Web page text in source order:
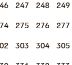
247 248 249
275 276 277
303 304 305